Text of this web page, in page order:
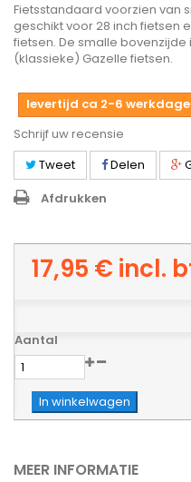
Fietsstandaard voorzien van
geschikt voor 28 inch fietsen
fietsen. De smalle
(klassieke) Gazelle fietsen.
levertijd ca 2-6
Schrijf uw recensie
Tweet
Delen
Afdrukken
17,95 € incl.
Aantal
In winkelwagen
MEER INFORMATIE